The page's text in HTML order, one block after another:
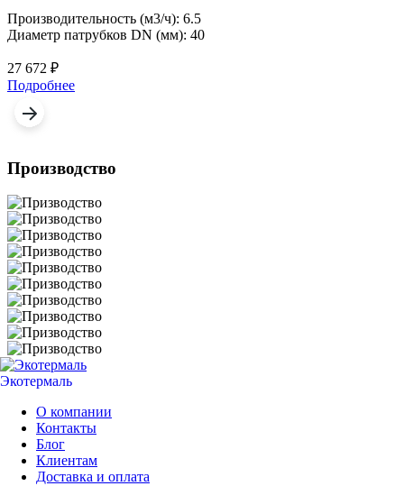
Производительность (м3/ч): 6.5
Диаметр патрубков DN (мм): 40
27 672 ₽
Подробнее
Производство
Экотермаль
О компании
Контакты
Блог
Клиентам
Доставка и оплата